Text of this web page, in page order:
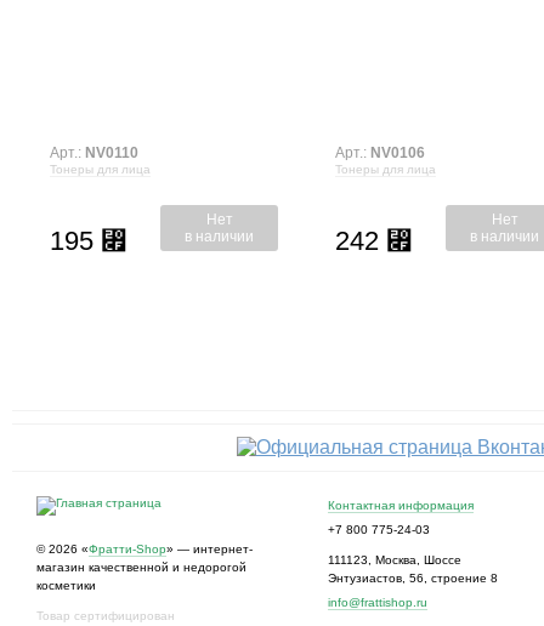
Тонеры для лица
Арт.: NV0110
195 ⃏
Нет
в наличии
Тонеры для лица
Арт.: NV0106
242 ⃏
Нет
в наличии
© 2026 «Фратти-Shop» — интернет-
магазин качественной и недорогой
косметики
Товар сертифицирован
Контактная информация
+7 800 775-24-03
111123 Москва
Шоссе
Энтузиастов, 56, строение 8
info@frattishop.ru